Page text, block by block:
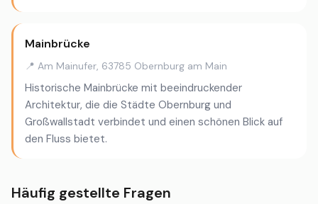
Mainbrücke
📍 Am Mainufer, 63785 Obernburg am Main
Historische Mainbrücke mit beeindruckender
Architektur, die die Städte Obernburg und
Großwallstadt verbindet und einen schönen Blick auf
den Fluss bietet.
Häufig gestellte Fragen